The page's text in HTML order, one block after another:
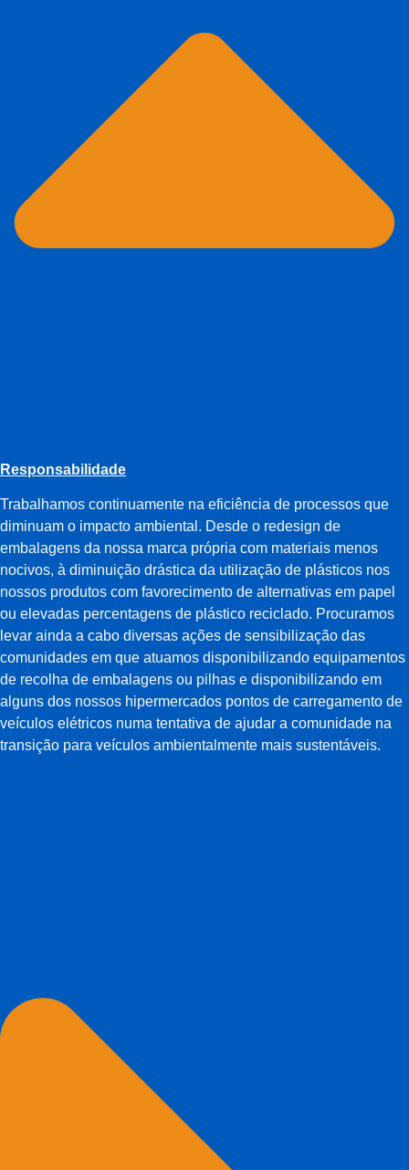
Responsabilidade
Trabalhamos continuamente na eficiência de processos que
diminuam o impacto ambiental. Desde o redesign de
embalagens da nossa marca própria com materiais menos
nocivos, à diminuição drástica da utilização de plásticos nos
nossos produtos com favorecimento de alternativas em papel
ou elevadas percentagens de plástico reciclado. Procuramos
levar ainda a cabo diversas ações de sensibilização das
comunidades em que atuamos disponibilizando equipamentos
de recolha de embalagens ou pilhas e disponibilizando em
alguns dos nossos hipermercados pontos de carregamento de
veículos elétricos numa tentativa de ajudar a comunidade na
transição para veículos ambientalmente mais sustentáveis.